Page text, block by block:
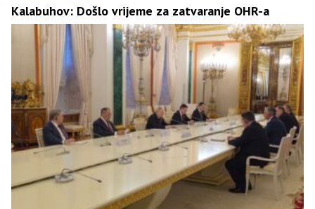
Kalabuhov: Došlo vrijeme za zatvaranje OHR-a